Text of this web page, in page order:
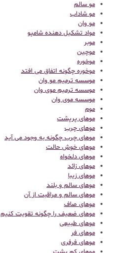
مو سالم
مو شاداب
مو وان
مواد تشکیل دهنده شامپو
موبر
موچین
موخوره
موخوره چگونه اتفاق می افتد
موسسه ترمیم مو وان
موسسه ترمیم موی وان
موسسه موی وان
موم
موهای پرپشت
موهای چرب
موهای چرب چگونه به وجود می آید
موهای خوش حالت
موهای دلخواه
موهای زائد
موهای زیبا
موهای سالم و بلند
موهای سالم و مراقبت از آن
موهای صاف
موهای ضعیف را چگونه تقویت کنیم
موهای طبیعی
موهای فر
موهای فرفری